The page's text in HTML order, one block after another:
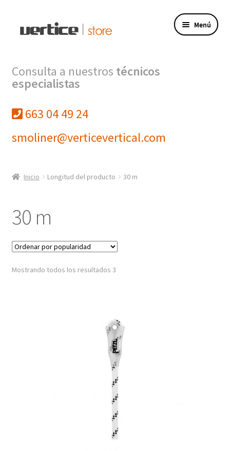
Menú
Productos
Finalizar compra
Mi cuenta
Consulta a nuestros técnicos
especialistas
663 04 49 24
smoliner@verticevertical.com
Inicio Longitud del producto 30 m
30 m
Mostrando todos los resultados 3